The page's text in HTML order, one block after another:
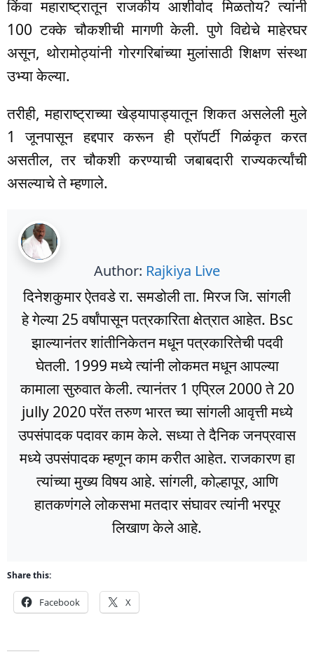
किंवा महाराष्ट्रातून राजकीय आशीर्वाद मिळतोय? त्यांनी
100 टक्के चौकशीची मागणी केली. पुणे विद्येचे माहेरघर
असून, थोरामोठ्यांनी गोरगरिबांच्या मुलांसाठी शिक्षण संस्था
उभ्या केल्या.
तरीही, महाराष्ट्राच्या खेड्यापाड्यातून शिकत असलेली मुले
1 जूनपासून हद्दपार करून ही प्रॉपर्टी गिळंकृत करत
असतील, तर चौकशी करण्याची जबाबदारी राज्यकर्त्यांची
असल्याचे ते म्हणाले.
Author: Rajkiya Live
दिनेशकुमार ऐतवडे रा. समडोली ता. मिरज जि. सांगली
हे गेल्या 25 वर्षांपासून पत्रकारिता क्षेत्रात आहेत. Bsc
झाल्यानंतर शांतीनिकेतन मधून पत्रकारितेची पदवी
घेतली. 1999 मध्ये त्यांनी लोकमत मधून आपल्या
कामाला सुरुवात केली. त्यानंतर 1 एप्रिल 2000 ते 20
jully 2020 परेंत तरुण भारत च्या सांगली आवृत्ती मध्ये
उपसंपादक पदावर काम केले. सध्या ते दैनिक जनप्रवास
मध्ये उपसंपादक म्हणून काम करीत आहेत. राजकारण हा
त्यांच्या मुख्य विषय आहे. सांगली, कोल्हापूर, आणि
हातकणंगले लोकसभा मतदार संघावर त्यांनी भरपूर
लिखाण केले आहे.
Share this:
Facebook X